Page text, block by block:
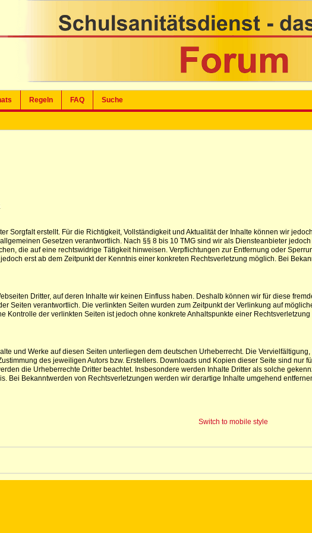
Regeln FAQ Suche
Sorgfalt erstellt. Für die Richtigkeit, Vollständigkeit und Aktualität der Inhalte können wir
Gesetzen verantwortlich. Nach §§ 8 bis 10 TMG sind wir als Diensteanbieter
die auf eine rechtswidrige Tätigkeit hinweisen. Verpflichtungen zur Entfernung oder
erst ab dem Zeitpunkt der Kenntnis einer konkreten Rechtsverletzung möglich. Bei
Dritter, auf deren Inhalte wir keinen Einfluss haben. Deshalb können wir für diese
Seiten verantwortlich. Die verlinkten Seiten wurden zum Zeitpunkt der Verlinkung auf
Kontrolle der verlinkten Seiten ist jedoch ohne konkrete Anhaltspunkte einer
und Werke auf diesen Seiten unterliegen dem deutschen Urheberrecht. Die
des jeweiligen Autors bzw. Erstellers. Downloads und Kopien dieser Seite sind nur
die Urheberrechte Dritter beachtet. Insbesondere werden Inhalte Dritter als solche
Bei Bekanntwerden von Rechtsverletzungen werden wir derartige Inhalte umgehend
Switch to mobile style